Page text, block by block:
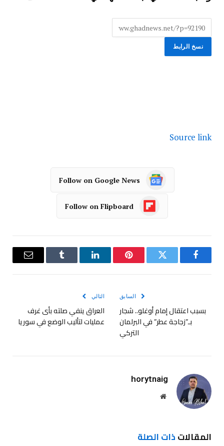
نسخ الرابط
Source link
Follow on Google News
Follow on Flipboard
فيسبوك تويتر بينتيريستلينكدإن Tumblr
البريد
السابق
بسبب اعتقال إمام أوغلو.. شجار
بـ”زجاجة عطر” في البرلمان
التركي
التالي
العراق ينفي صلته بأى غرف
عمليات لتأليب الوضع في سوريا
horytnaig
موقع
المقالاتذات الصلة